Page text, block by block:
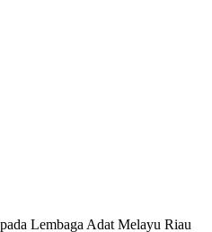
Lembaga Adat Melayu Riau